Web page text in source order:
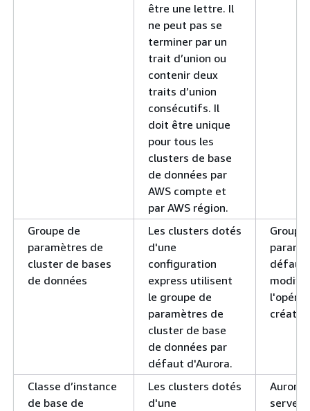
être une lettre. Il
ne peut pas se
terminer par un
trait d’union ou
contenir deux
traits d’union
consécutifs. Il
doit être unique
pour tous les
clusters de base
de données par
AWS compte et
par AWS région.
Groupe de
paramètres de
cluster de bases
de données
Les clusters dotés
d'une
configuration
express utilisent
le groupe de
paramètres de
cluster de base
de données par
défaut d'Aurora.
Groupe
Classe d’instance
de base de
Les clusters dotés
d'une
Aurora